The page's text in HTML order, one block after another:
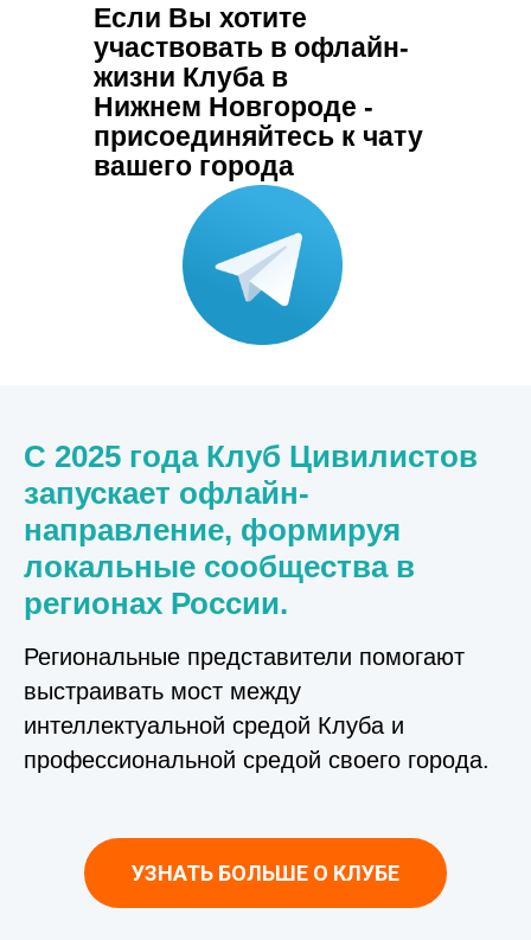
Если Вы хотите
участвовать в офлайн-
жизни Клуба в
Нижнем Новгороде -
присоединяйтесь к чату
вашего города
С 2025 года Клуб Цивилистов
запускает офлайн-
направление, формируя
локальные сообщества в
регионах России.
Региональные представители помогают
выстраивать мост между
интеллектуальной средой Клуба и
профессиональной средой своего города.
УЗНАТЬ БОЛЬШЕ О КЛУБЕ